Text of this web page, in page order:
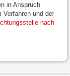
in Anspruch
Verfahren und der
nach